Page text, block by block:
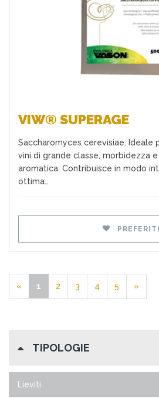
VIW® SUPERAGE
Saccharomyces cerevisiae. Ideale
vini di grande classe, morbidezza
aromatica. Contribuisce in modo
ottima…
PREFERITI
« 1 2 3 4 5 »
TIPOLOGIE
Lieviti